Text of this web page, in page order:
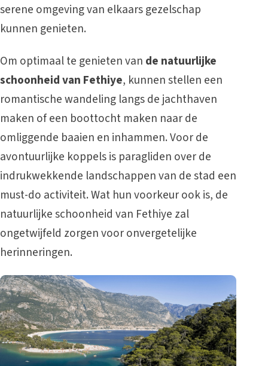
serene omgeving van elkaars gezelschap
kunnen genieten.
Om optimaal te genieten van de natuurlijke
schoonheid van Fethiye, kunnen stellen een
romantische wandeling langs de jachthaven
maken of een boottocht maken naar de
omliggende baaien en inhammen. Voor de
avontuurlijke koppels is paragliden over de
indrukwekkende landschappen van de stad een
must-do activiteit. Wat hun voorkeur ook is, de
natuurlijke schoonheid van Fethiye zal
ongetwijfeld zorgen voor onvergetelijke
herinneringen.